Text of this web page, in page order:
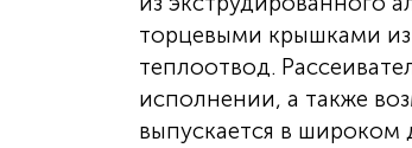
торцевыми крышками из
теплоотвод.
исполнении, а также
выпускается в